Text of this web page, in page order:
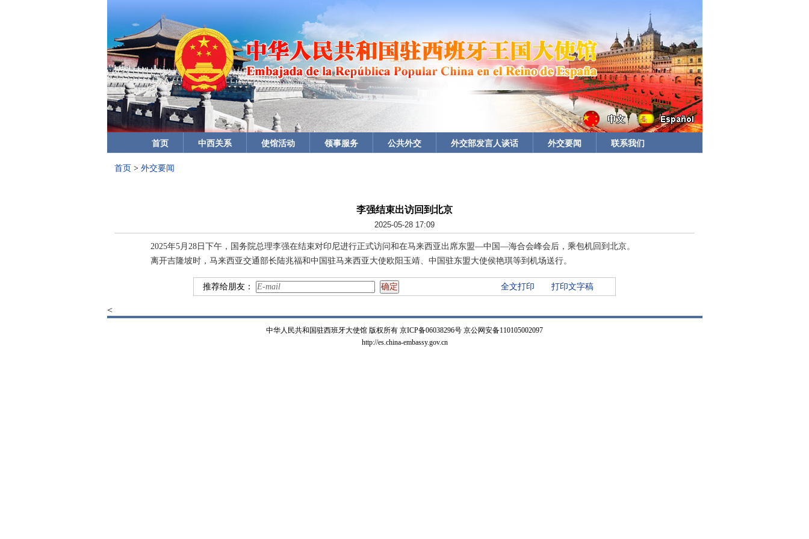
首页 中西关系 使馆活动 领事服务 公共外交 外交部发言人谈话 外交要闻 联系我们
首页 > 外交要闻
李强结束出访回到北京
2025-05-28 17:09
2025年5月28日下午，国务院总理李强在结束对印尼进行正式访问和在马来西亚出席东盟—中国—海合会峰会后，乘包机回到北京。
离开吉隆坡时，马来西亚交通部长陆兆福和中国驻马来西亚大使欧阳玉靖、中国驻东盟大使侯艳琪等到机场送行。
推荐给朋友： 全文打印 打印文字稿
<
中华人民共和国驻西班牙大使馆 版权所有 京ICP备06038296号 京公网安备110105002097
http://es.china-embassy.gov.cn